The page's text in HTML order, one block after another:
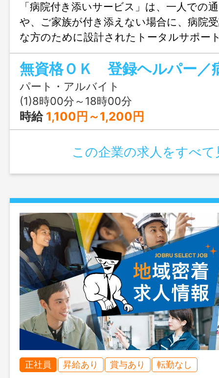
「病院付き添いサービス」は、一人での
や、ご家族が付き添えない場合に、病院
な方のために設計されたトータルサポー
す。 病院での診察付き添い、薬の受け
報告を一貫して行います。 ◆採用後に
研修」を当社で受けていただきます。
南部地区（那覇市・豊見城市・南風原町・
瀬町・南城市・糸満市） 「変更範囲：
パート・アルバイト
(1)8時00分～18時00分
時給 1,100円～1,200円
この企業の求人をすべて
正社員 昇給あり 賞与あり 転勤なし